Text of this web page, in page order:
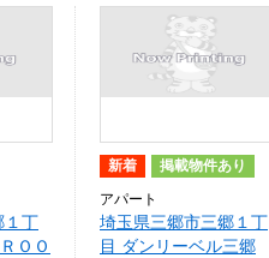
１丁
ＯＯ
新着 掲載物件あり
アパート
埼玉県三郷市三郷１丁
目 ダンリーベル三郷